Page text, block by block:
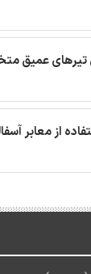
تیرهای عمیق
از معابر